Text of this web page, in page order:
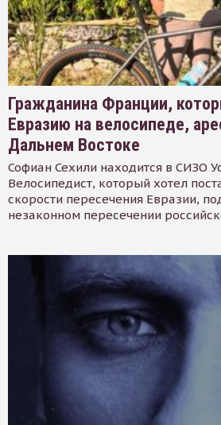
Гражданина Франции,
Евразию на велосипеде,
Дальнем Востоке
Софиан Сехили находится в СИЗО
Велосипедист, который хотел
скорости пересечения Евразии,
незаконном пересечении